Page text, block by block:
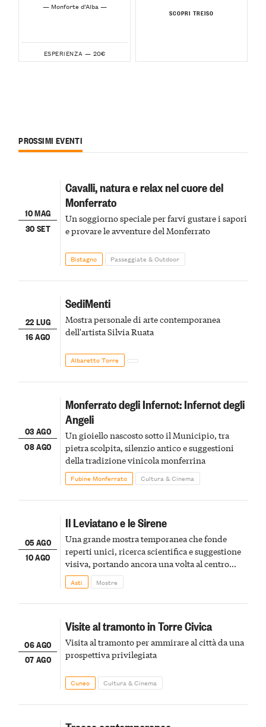
— Monforte d’Alba —
ESPERIENZA — 20€
SCOPRI TREISO
PROSSIMI EVENTI
10 MAG
30 SET
Cavalli, natura e relax nel cuore del
Monferrato
Un soggiorno speciale per farvi gustare i sapori
e provare le avventure del Monferrato
Bistagno Passeggiate & Outdoor
22 LUG
16 AGO
SediMenti
Mostra personale di arte contemporanea
dell'artista Silvia Ruata
Albaretto Torre
03 AGO
08 AGO
Monferrato degli Infernot: Infernot degli
Angeli
Un gioiello nascosto sotto il Municipio, tra
pietra scolpita, silenzio antico e suggestioni
della tradizione vinicola monferrina
Fubine Monferrato Cultura & Cinema
05 AGO
10 AGO
Il Leviatano e le Sirene
Una grande mostra temporanea che fonde
reperti unici, ricerca scientifica e suggestione
visiva, portando ancora una volta al centro
della scena le meraviglie del passato astigiano
Asti Mostre
06 AGO
07 AGO
Visite al tramonto in Torre Civica
Visita al tramonto per ammirare al città da una
prospettiva privilegiata
Cuneo Cultura & Cinema